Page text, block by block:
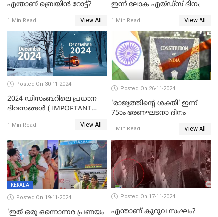
എന്താണ് ബ്രെയിന്‍ റോട്ട്‌?
1 Min Read View All
ഇന്ന് ലോക എയ്ഡ്‌സ് ദിനം
1 Min Read View All
Posted On 30-11-2024
2024 ഡിസംബറിലെ പ്രധാന
ദിവസങ്ങൾ ( IMPORTANT
1 Min Read View All
Posted On 26-11-2024
'രാജ്യത്തിന്റെ ശക്തി' ഇന്ന്
75ാം ഭരണഘടനാ ദിനം
1 Min Read View All
KERALA
Posted On 19-11-2024
'ഇത് ഒരു ഒന്നൊന്നര പ്രണയം
Posted On 17-11-2024
എന്താണ് കുറുവ സംഘം?